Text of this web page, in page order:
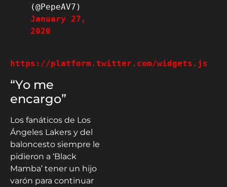
January 27,
2020
https://platform.twitter.com/widgets.js
“Yo me
encargo”
Los fanáticos de Los
Ángeles Lakers y del
baloncesto siempre le
pidieron a ‘Black
Mamba’ tener un hijo
varón para continuar